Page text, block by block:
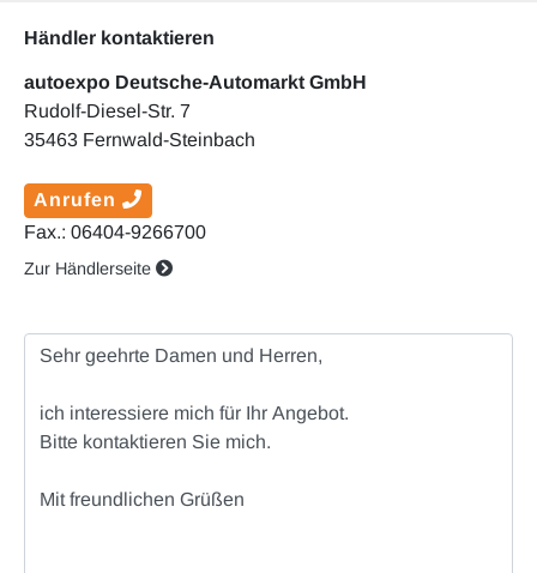
Händler kontaktieren
autoexpo Deutsche-Automarkt GmbH
Rudolf-Diesel-Str. 7
35463 Fernwald-Steinbach
Anrufen
Fax.: 06404-9266700
Zur Händlerseite